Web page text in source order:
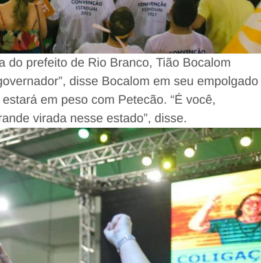
do prefeito de Rio Branco, Tião Bocalom
disse Bocalom em seu empolgado
em peso com Petecão. “É você,
virada nesse estado”, disse.